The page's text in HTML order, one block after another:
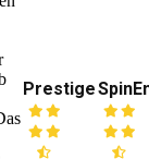
Prestige